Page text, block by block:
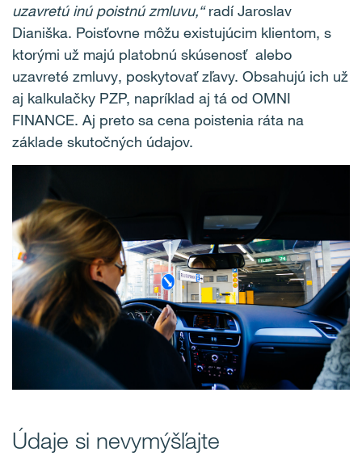
uzavretú inú poistnú zmluvu,“radí Jaroslav
Dianiška. Poisťovne môžu existujúcim klientom, s
ktorými už majú platobnú skúsenosť alebo
uzavreté zmluvy, poskytovať zľavy. Obsahujú ich už
aj kalkulačky PZP, napríklad aj tá od OMNI
FINANCE. Aj preto sa cena poistenia ráta na
základe skutočných údajov.
Údaje si nevymýšľajte